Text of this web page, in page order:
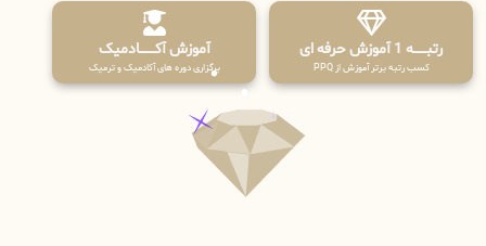
رتبــــــه 1 آموزش حرفه ای
کسب رتبه برتر آموزش از PPQ
آموزش آکـــــــادمیک
برگزاری دوره های آکادمیک و ترمیک